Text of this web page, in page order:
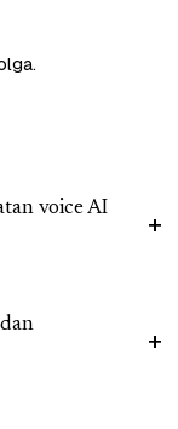
voice AI